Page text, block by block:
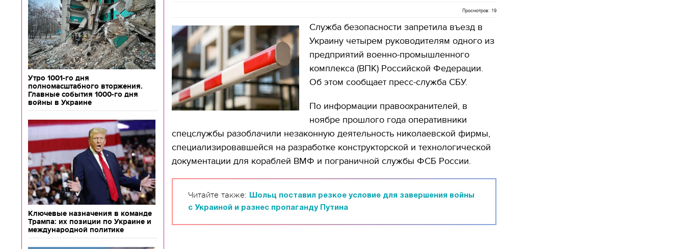
Утро 1001-го дня
полномасштабного вторжения.
Главные события 1000-го дня
войны в Украине
Ключевые назначения в команде
Трампа: их позиции по Украине и
международной политике
Просмотров: 19
Служба безопасности запретила въезд в
Украину четырем руководителям одного из
предприятий военно-промышленного
комплекса (ВПК) Российской Федерации.
Об этом сообщает пресс-служба СБУ.
По информации правоохранителей, в
ноябре прошлого года оперативники
спецслужбы разоблачили незаконную деятельность николаевской фирмы,
специализировавшейся на разработке конструкторской и технологической
документации для кораблей ВМФ и пограничной службы ФСБ России.
Читайте также:
Шольц поставил резкое условие для завершения войны
с Украиной и разнес пропаганду Путина